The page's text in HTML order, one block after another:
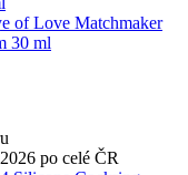
of Love Matchmaker
30 ml
po celé ČR